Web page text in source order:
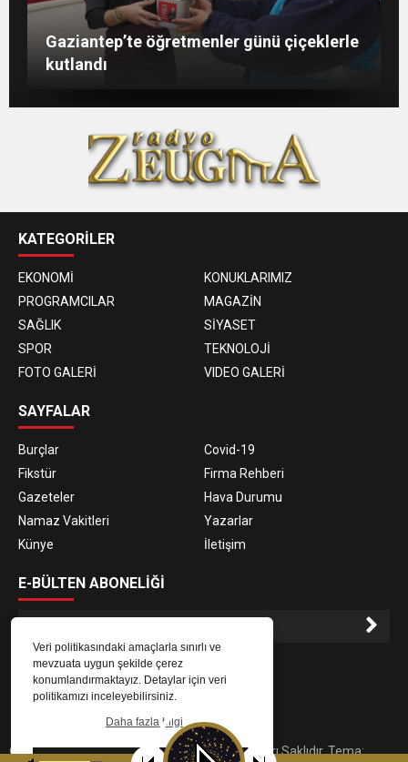
Veri politikasındaki amaçlarla sınırlı ve
mevzuata uygun şekilde çerez
konumlandırmaktayız. Detaylar için veri
politikamızı inceleyebilirsiniz.
Daha fazla bilgi
Konukoğlu: Türkiye ekonomisine 11 farklı
sektörde değer katıyoruz
Gaziantep’te öğretmenler günü çiçeklerle
kutlandı
GAÜN’de gri kod tatbikatı gerçeği
Şahin: “İstikbalimizi şekillendirecek olan
sizlersiniz”
KATEGORİLER
EKONOMİ
KONUKLARIMIZ
PROGRAMCILAR
MAGAZİN
SAĞLIK
SİYASET
SPOR
TEKNOLOJİ
FOTO GALERİ
VIDEO GALERİ
SAYFALAR
Burçlar
Covid-19
Fikstür
Firma Rehberi
Gazeteler
Hava Durumu
Namaz Vakitleri
Yazarlar
Künye
İletişim
E-BÜLTEN ABONELİĞİ
E-Bülten aboneliği ile haberlere daha hızlı erişin.
© 2023Gaziantep Radyo Zeugma. Tüm Hakları Saklıdır. Tema: